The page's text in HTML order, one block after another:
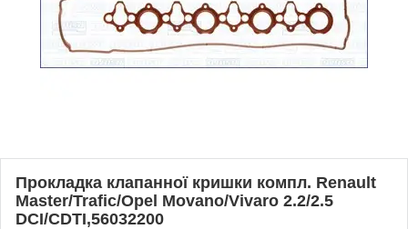
Прокладка клапанної кришки компл. Renault
Master/Trafic/Opel Movano/Vivaro 2.2/2.5
DCI/CDTI,56032200